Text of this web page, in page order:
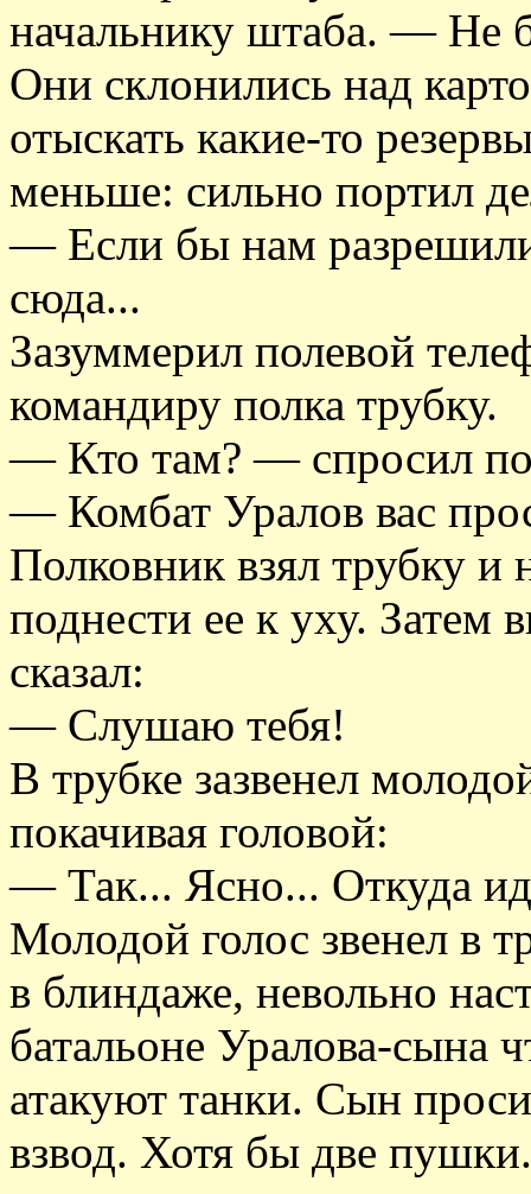
начальнику штаба. — Не
Они склонились над
отыскать какие-то
меньше: сильно портил
— Если бы нам
сюда...
Зазуммерил полевой
командиру полка трубку.
— Кто там? — спросил
— Комбат Уралов вас
Полковник взял трубку
поднести ее к уху.
сказал:
— Слушаю тебя!
В трубке зазвенел
покачивая головой:
— Так... Ясно... Откуда
Молодой голос звенел в
в блиндаже, невольно
батальоне Уралова-сына
атакуют танки. Сын
взвод. Хотя бы две